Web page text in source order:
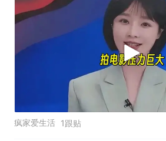
疯家爱生活 1跟贴